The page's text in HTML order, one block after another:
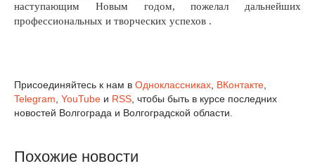
наступающим Новым годом, пожелал дальнейших
профессиональных и творческих успехов .
Присоединяйтесь к нам в Одноклассниках ВКонтакте
Telegram YouTube и RSS , чтобы быть в курсе последних
новостей Волгограда и Волгоградской области.
Похожие новости